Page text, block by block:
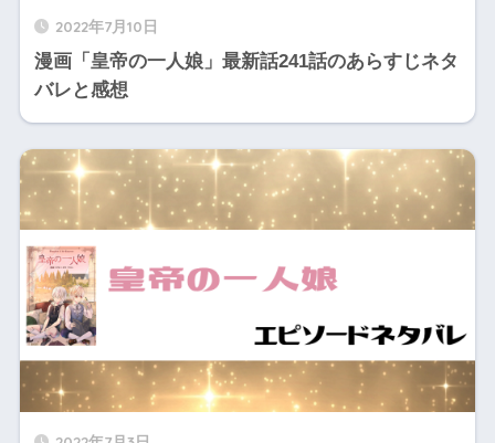
2022年7月10日
漫画「皇帝の一人娘」最新話241話のあらすじネタ
バレと感想